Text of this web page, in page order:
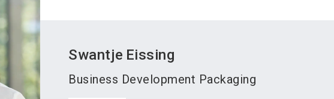
Swantje Eissing
Business Development Packaging